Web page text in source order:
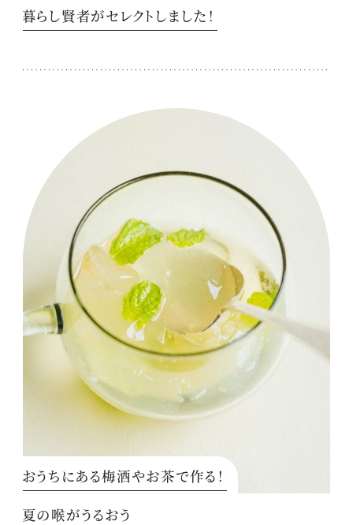
暮らし賢者がセレクトしました！
おうちにある梅酒やお茶で作る！
夏の喉がうるおう